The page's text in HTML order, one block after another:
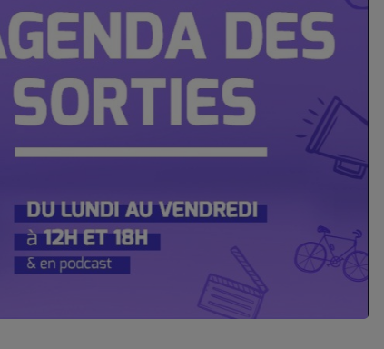
Marion